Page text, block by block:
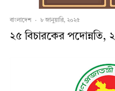
বাংলাদেশ · ৮ জানুয়ারি, ২০২৫
২৫ বিচারকের